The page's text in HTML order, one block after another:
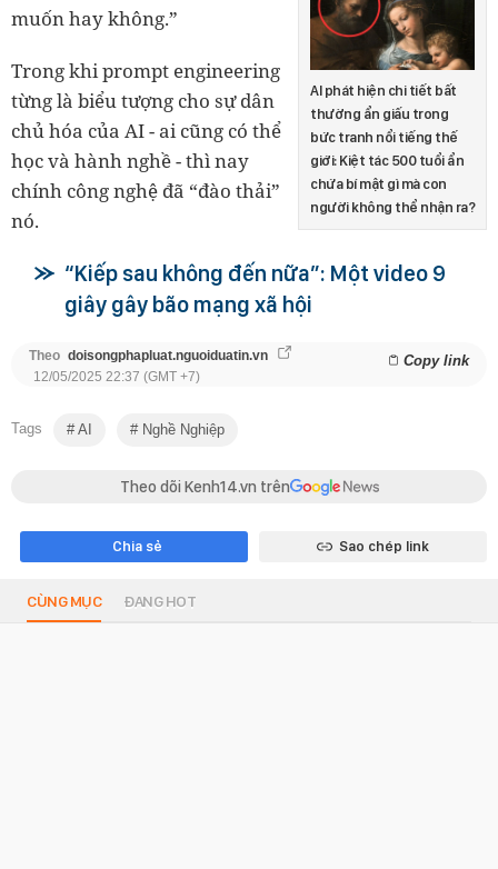
AI phát hiện chi tiết bất
thường ẩn giấu trong
bức tranh nổi tiếng thế
giới: Kiệt tác 500 tuổi ẩn
chứa bí mật gì mà con
người không thể nhận ra?
muốn hay không.”
Trong khi prompt engineering
từng là biểu tượng cho sự dân
chủ hóa của AI - ai cũng có thể
học và hành nghề - thì nay
chính công nghệ đã “đào thải”
nó.
“Kiếp sau không đến nữa”: Một video 9
giây gây bão mạng xã hội
Theo doisongphapluat.nguoiduatin.vn Copy link
12/05/2025 22:37 (GMT +7)
Tags AI Nghề Nghiệp
Theo dõi Kenh14.vn trên
Chia sẻ Sao chép link
CÙNG MỤC ĐANG HOT